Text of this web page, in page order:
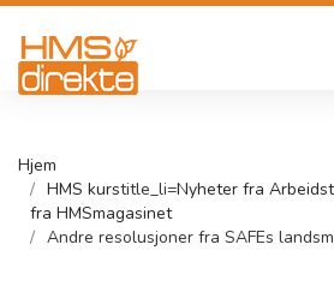
Hjem
HMS kurstitle_li=Nyheter fra
fra HMSmagasinet
Andre resolusjoner fra SAFEs